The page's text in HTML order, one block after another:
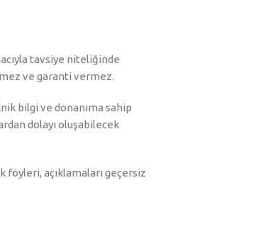
tavsiye niteliğinde
ve garanti vermez.
bilgi ve donanıma sahip
dolayı oluşabilecek
açıklamaları geçersiz